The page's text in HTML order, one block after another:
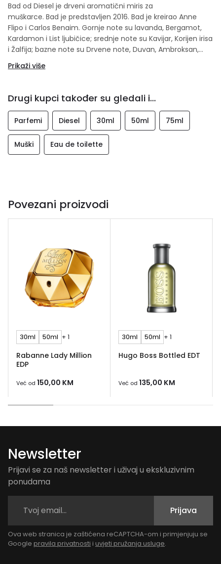
Bad od Diesel je drveni aromatični miris za
muškarce. Bad je predstavljen 2016. Bad je kreirao Anne
Flipo i Carlos Benaim. Gornje note su lavanda, Bergamot,
Kardamon i List ljubičice; srednje note su Kavijar, Korijen irisa
i Žalfija; bazne note su Drvene note, Duvan, Ambroksan,
Prikaži više
Drugi kupci također su gledali i...
Parfemi Diesel 30ml 50ml 75ml
Muški Eau de toilette
Povezani proizvodi
30ml 50ml + 1
Rabanne Lady Million
EDP
Već od 150,00 KM
30ml 50ml + 1
Hugo Boss Bottled EDT
Već od 135,00 KM
Newsletter
Prijavi se za naš newsletter i uživaj u ekskluzivnim
ponudama
Prijava
Ova web stranica je zaštićena reCAPTCHA-om i primjenjuju se
Google pravila privatnosti i uvjeti pružanja usluge.